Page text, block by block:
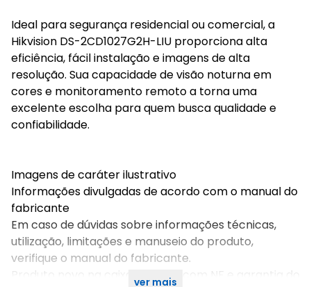
Ideal para segurança residencial ou comercial, a
Hikvision DS-2CD1027G2H-LIU proporciona alta
eficiência, fácil instalação e imagens de alta
resolução. Sua capacidade de visão noturna em
cores e monitoramento remoto a torna uma
excelente escolha para quem busca qualidade e
confiabilidade.
Imagens de caráter ilustrativo
Informações divulgadas de acordo com o manual do
fabricante
Em caso de dúvidas sobre informações técnicas,
utilização, limitações e manuseio do produto,
verifique o manual do fabricante.
Produto novo na caixa, lacrado com NF e garantia do
ver mais